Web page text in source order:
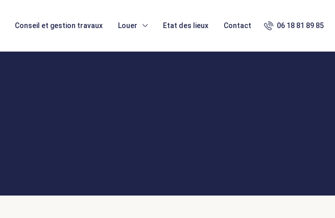
Conseil et gestion travaux Louer Etat des lieux Contact 06 18 81 89 85